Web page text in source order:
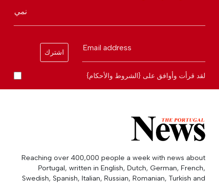
نمي
Email address
اشترك
لقد قرأت وأوافق على {الشروط والأحكام}
Reaching over 400,000 people a week with news about
Portugal, written in English, Dutch, German, French,
Swedish, Spanish, Italian, Russian, Romanian, Turkish and